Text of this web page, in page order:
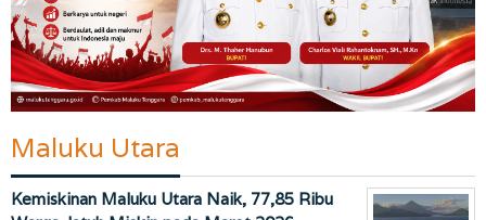
Maluku Utara
Kemiskinan Maluku Utara Naik, 77,85 Ribu